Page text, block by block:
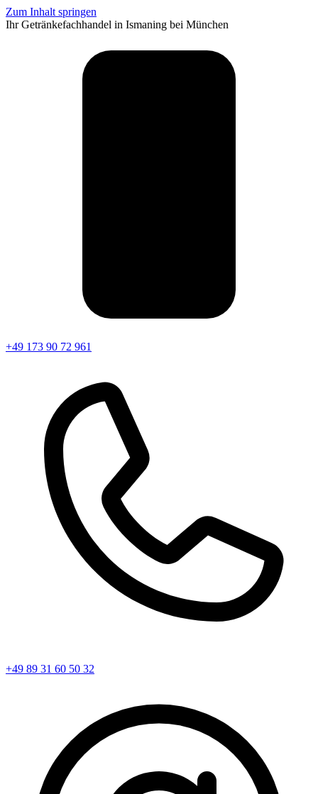
Zum Inhalt springen
Ihr Getränkefachhandel in Ismaning bei München
+49 173 90 72 961
+49 89 31 60 50 32